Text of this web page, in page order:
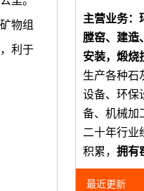
物组
利于
主营业务：
膛窑、建造
安装，煅烧
生产各种石
设备、环保
备、机械加
二十年行业
积累， 拥有
最近更新